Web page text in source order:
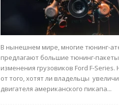
В нынешнем мире, многие тюнинг-
предлагают большие тюнинг-
изменения грузовиков Ford F-Series.
от того, хотят ли владельцы
двигателя американского пикапа...